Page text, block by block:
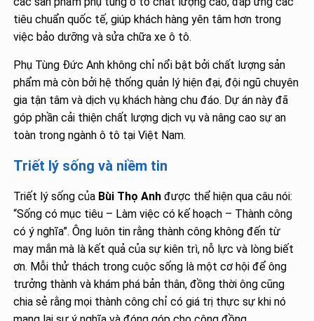
tiêu chuẩn quốc tế, giúp khách hàng yên tâm hơn trong
việc bảo dưỡng và sửa chữa xe ô tô.
Phụ Tùng Đức Anh không chỉ nổi bật bởi chất lượng sản
phẩm mà còn bởi hệ thống quản lý hiện đại, đội ngũ chuyên
gia tận tâm và dịch vụ khách hàng chu đáo. Dự án này đã
góp phần cải thiện chất lượng dịch vụ và nâng cao sự an
toàn trong ngành ô tô tại Việt Nam.
Triết lý sống và niềm tin
Triết lý sống của Bùi Thọ Anh được thể hiện qua câu nói:
“Sống có mục tiêu – Làm việc có kế hoạch – Thành công
có ý nghĩa”. Ông luôn tin rằng thành công không đến từ
may mắn mà là kết quả của sự kiên trì, nỗ lực và lòng biết
ơn. Mỗi thử thách trong cuộc sống là một cơ hội để ông
trưởng thành và khám phá bản thân, đồng thời ông cũng
chia sẻ rằng mọi thành công chỉ có giá trị thực sự khi nó